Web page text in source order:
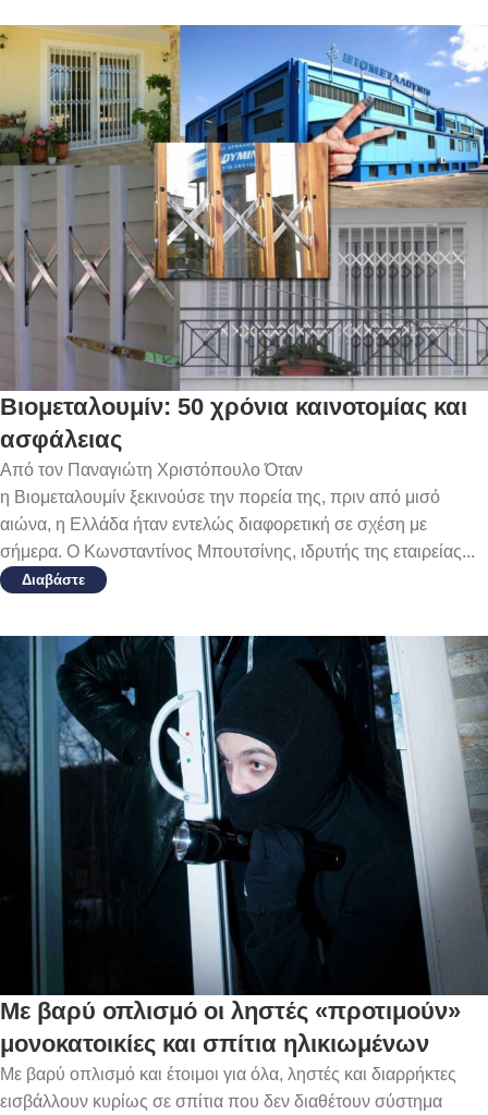
Βιομεταλουμίν: 50 χρόνια καινοτομίας και
ασφάλειας
Από τον Παναγιώτη Χριστόπουλο Όταν
η Βιομεταλουμίν ξεκινούσε την πορεία της, πριν από μισό
αιώνα, η Ελλάδα ήταν εντελώς διαφορετική σε σχέση με
σήμερα. Ο Κωνσταντίνος Μπουτσίνης, ιδρυτής της εταιρείας...
Διαβάστε
Με βαρύ οπλισμό οι ληστές «προτιμούν»
μονοκατοικίες και σπίτια ηλικιωμένων
Με βαρύ οπλισμό και έτοιμοι για όλα, ληστές και διαρρήκτες
εισβάλλουν κυρίως σε σπίτια που δεν διαθέτουν σύστημα